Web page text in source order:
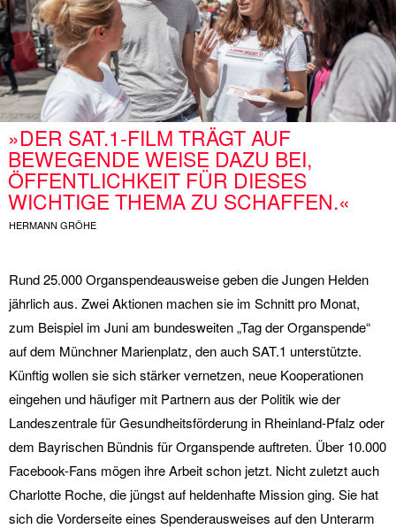
DER SAT.1-FILM TRÄGT AUF
BEWEGENDE WEISE DAZU BEI,
ÖFFENTLICHKEIT FÜR DIESES
WICHTIGE THEMA ZU SCHAFFEN.
HERMANN GRÖHE
Rund 25.000 Organspendeausweise geben die Jungen Helden
jährlich aus. Zwei Aktionen machen sie im Schnitt pro Monat,
zum Beispiel im Juni am bundesweiten „Tag der Organspende“
auf dem Münchner Marienplatz, den auch SAT.1 unterstützte.
Künftig wollen sie sich stärker vernetzen, neue Kooperationen
eingehen und häufiger mit Partnern aus der Politik wie der
Landeszentrale für Gesundheitsförderung in Rheinland-Pfalz oder
dem Bayrischen Bündnis für Organspende auftreten. Über 10.000
Facebook-Fans mögen ihre Arbeit schon jetzt. Nicht zuletzt auch
Charlotte Roche, die jüngst auf heldenhafte Mission ging. Sie hat
sich die Vorderseite eines Spenderausweises auf den Unterarm